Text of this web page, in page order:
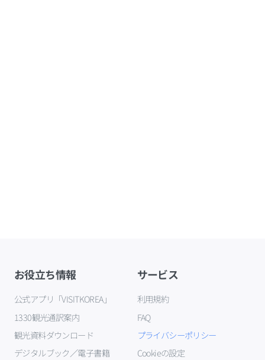
お役立ち情報
公式アプリ「VISITKOREA」
1330観光通訳案内
観光資料ダウンロード
デジタルブック／電子書籍
サービス
利用規約
FAQ
プライバシーポリシー
Cookieの設定